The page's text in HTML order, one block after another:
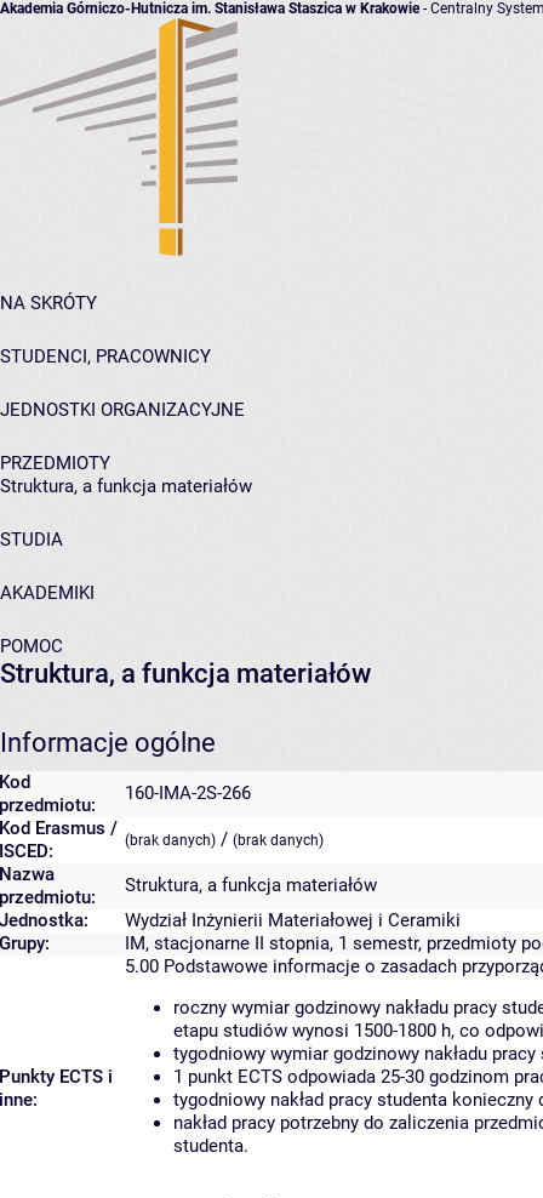
Akademia Górniczo-Hutnicza im. Stanisława Staszica w Krakowie- Centralny
NA SKRÓTY
STUDENCI, PRACOWNICY
JEDNOSTKI ORGANIZACYJNE
PRZEDMIOTY
Struktura, a funkcja materiałów
STUDIA
AKADEMIKI
POMOC
Struktura, a funkcja materiałów
Informacje ogólne
Kod
przedmiotu:
160-IMA-2S-266
Kod Erasmus /
ISCED:
(brak danych) / (brak danych)
Nazwa
przedmiotu:
Struktura, a funkcja materiałów
Jednostka:
Wydział Inżynierii Materiałowej i Ceramiki
Grupy:
IM, stacjonarne II stopnia, 1 semestr, przedmioty
Punkty ECTS i
inne:
5.00 Podstawowe informacje o zasadach
roczny wymiar godzinowy nakładu pracy
etapu studiów wynosi 1500-1800 h, co
tygodniowy wymiar godzinowy nakładu
1 punkt ECTS odpowiada 25-30 godzinom
tygodniowy nakład pracy studenta
nakład pracy potrzebny do zaliczenia
studenta.